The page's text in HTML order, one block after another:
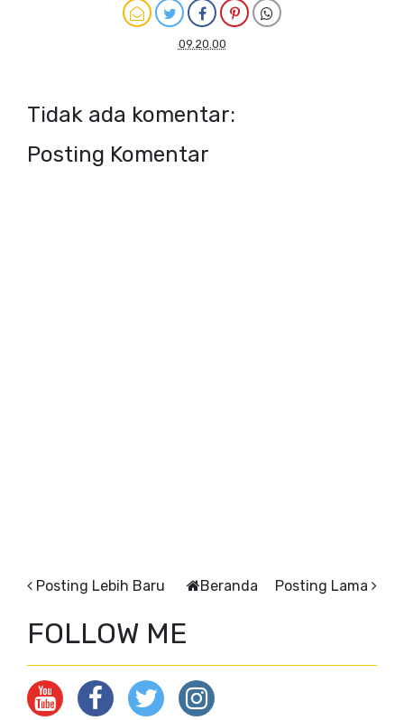
09.20.00
Tidak ada komentar:
Posting Komentar
Posting Lebih Baru Posting Lama
Beranda
FOLLOW ME